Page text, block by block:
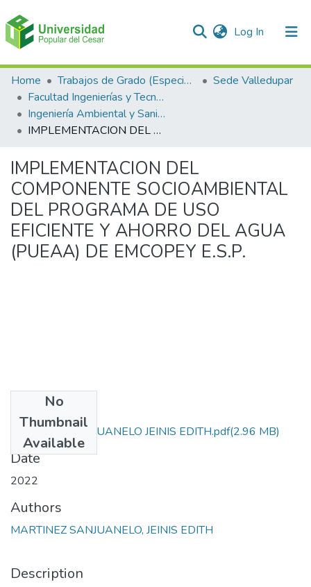
Log In (current)
Communities & Collections
All of DSpace
Statistics
Home Trabajos de Grado (Especializaciones y Pregrados)
Sede Valledupar
Facultad Ingenierías y Tecnologías
Ingeniería Ambiental y Sanitaria.
IMPLEMENTACION DEL COMPONENTE SOCIOAMBIENTAL DEL PROGRAMA DE USO EFICIENTE Y AHORRO DEL AGUA (PUEAA) DE EMCOPEY E.S.P.
IMPLEMENTACION DEL
COMPONENTE SOCIOAMBIENTAL
DEL PROGRAMA DE USO
EFICIENTE Y AHORRO DEL AGUA
(PUEAA) DE EMCOPEY E.S.P.
No
Thumbnail
Available
MARTINEZ SANJUANELO JEINIS EDITH.pdf(2.96 MB)
Date
2022
Authors
MARTINEZ SANJUANELO, JEINIS EDITH
Description